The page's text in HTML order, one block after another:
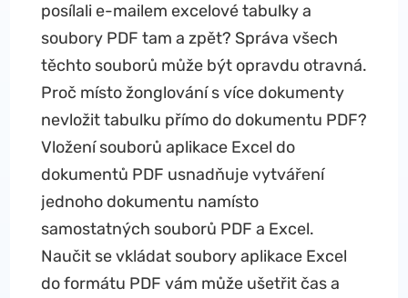
posílali e-mailem excelové tabulky a
soubory PDF tam a zpět? Správa všech
těchto souborů může být opravdu otravná.
Proč místo žonglování s více dokumenty
nevložit tabulku přímo do dokumentu PDF?
Vložení souborů aplikace Excel do
dokumentů PDF usnadňuje vytváření
jednoho dokumentu namísto
samostatných souborů PDF a Excel.
Naučit se vkládat soubory aplikace Excel
do formátu PDF vám může ušetřit čas a